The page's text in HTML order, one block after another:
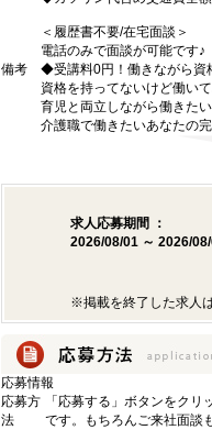
＜履歴書不要/在宅面談＞
電話のみで面談が可能です♪
備考
◆受講料0円！働きながら資
資格を持ってないけど働い
育児と両立しながら働きたい
介護職で働きたいあなたの
求人応募期間 ：
2026/08/01 ～ 2026/
※掲載を終了した求人
応募情報
応募方
法
「応募する」ボタンをク
です。もちろんご来社面談